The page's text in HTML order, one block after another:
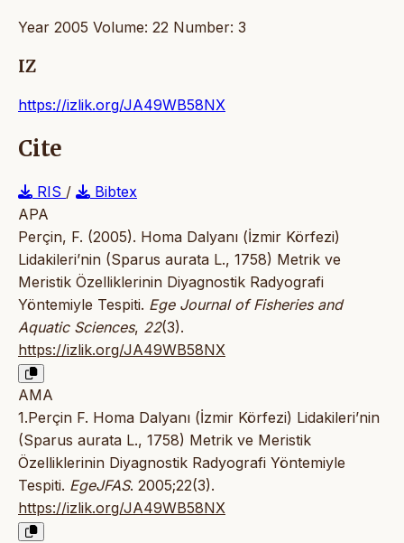
Year 2005 Volume: 22 Number: 3
IZ
https://izlik.org/JA49WB58NX
Cite
RIS /
Bibtex
APA
Perçin, F. (2005). Homa Dalyanı (İzmir Körfezi)
Lidakileri’nin (Sparus aurata L., 1758) Metrik ve
Meristik Özelliklerinin Diyagnostik Radyografi
Yöntemiyle Tespiti. Ege Journal of Fisheries and
Aquatic Sciences, 22(3).
https://izlik.org/JA49WB58NX
AMA
1.Perçin F. Homa Dalyanı (İzmir Körfezi) Lidakileri’nin
(Sparus aurata L., 1758) Metrik ve Meristik
Özelliklerinin Diyagnostik Radyografi Yöntemiyle
Tespiti. EgeJFAS. 2005;22(3).
https://izlik.org/JA49WB58NX